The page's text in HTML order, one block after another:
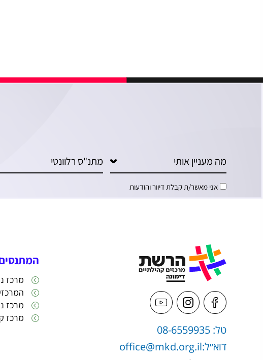
אני מאשר/ת קבלת דיוור והודעות
טל: 08-6559935
דוא״ל:office@mkd.org.il
מרכז
מרכז